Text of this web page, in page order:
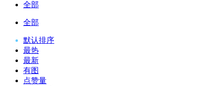
全部
全部
默认排序
最热
最新
有图
点赞量